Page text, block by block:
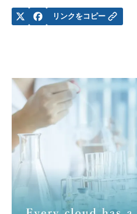
リンクをコピー